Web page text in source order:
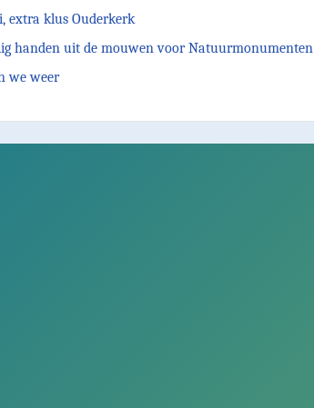
extra klus Ouderkerk
handen uit de mouwen voor Natuurmonumenten
we weer